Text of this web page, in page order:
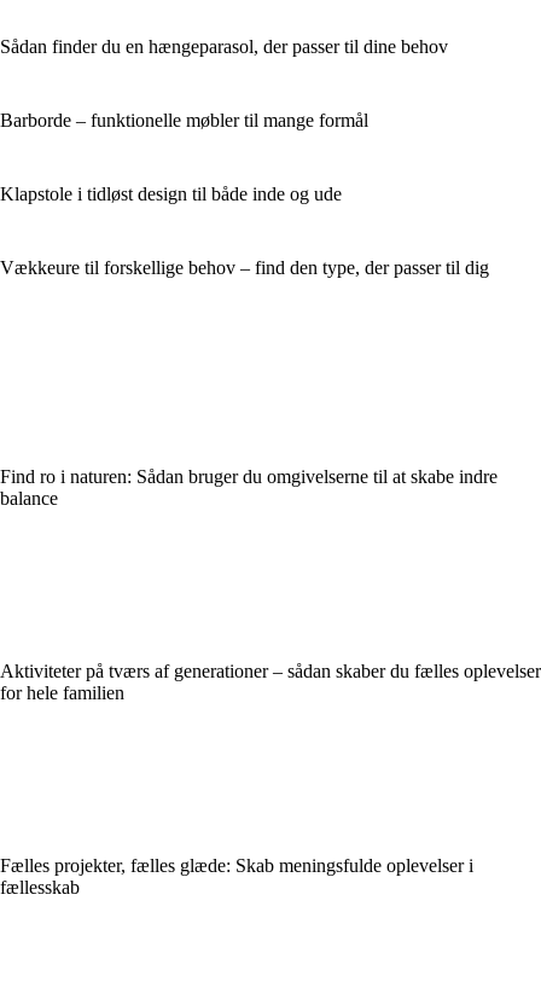
Sådan finder du en hængeparasol, der passer til dine behov
Barborde – funktionelle møbler til mange formål
Klapstole i tidløst design til både inde og ude
Vækkeure til forskellige behov – find den type, der passer til dig
Find ro i naturen: Sådan bruger du omgivelserne til at skabe indre
balance
Aktiviteter på tværs af generationer – sådan skaber du fælles oplevelser
for hele familien
Fælles projekter, fælles glæde: Skab meningsfulde oplevelser i
fællesskab